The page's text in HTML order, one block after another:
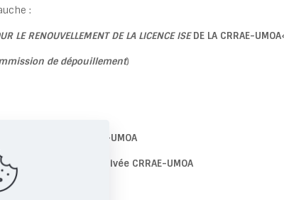
:
LE RENOUVELLEMENT DE LA LICENCE ISEDE LA CRRAE-UMOA
de dépouillement)
Général de la CRRAE-UMOA
ROUSSEL – Rue Privée CRRAE-UMOA